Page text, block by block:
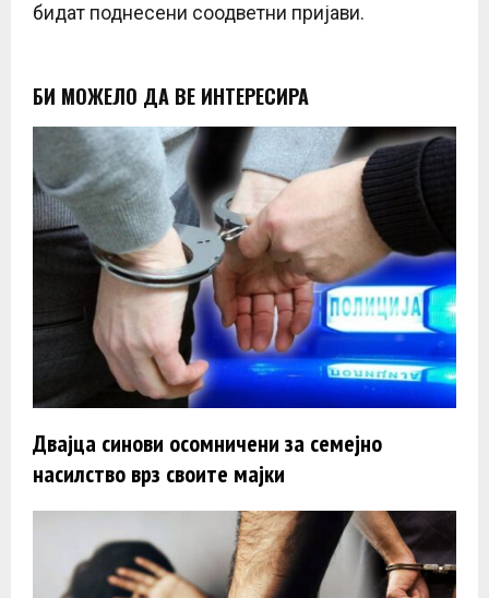
бидат поднесени соодветни пријави.
БИ МОЖЕЛО ДА ВЕ ИНТЕРЕСИРА
Двајца синови осомничени за семејно
насилство врз своите мајки